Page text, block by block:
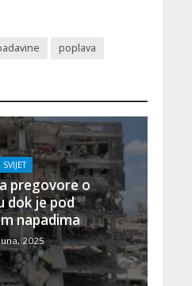
poplava
SVIJET
pregovore o
dok je pod
napadima
2025